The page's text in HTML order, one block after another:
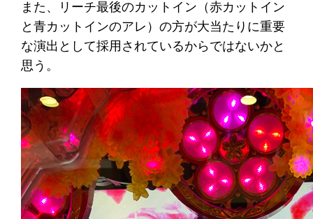
また、リーチ最後のカットイン（赤カットイン
と青カットインのアレ）の方が大当たりに重要
な演出として採用されているからではないかと
思う。